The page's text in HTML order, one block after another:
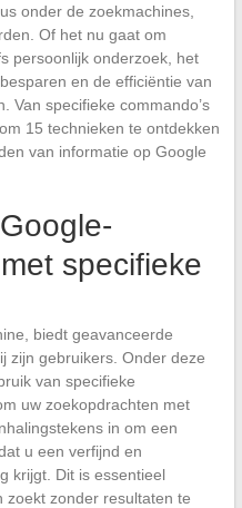
onder de zoekmachines,
Of het nu gaat om
persoonlijk onderzoek, het
en de efficiëntie van
Van specifieke commando’s
15 technieken te ontdekken
van informatie op Google
specifieke
biedt geavanceerde
zijn gebruikers. Onder deze
van specifieke
uw zoekopdrachten met
in om een
u een verfijnd en
krijgt. Dit is essentieel
zoekt zonder resultaten te